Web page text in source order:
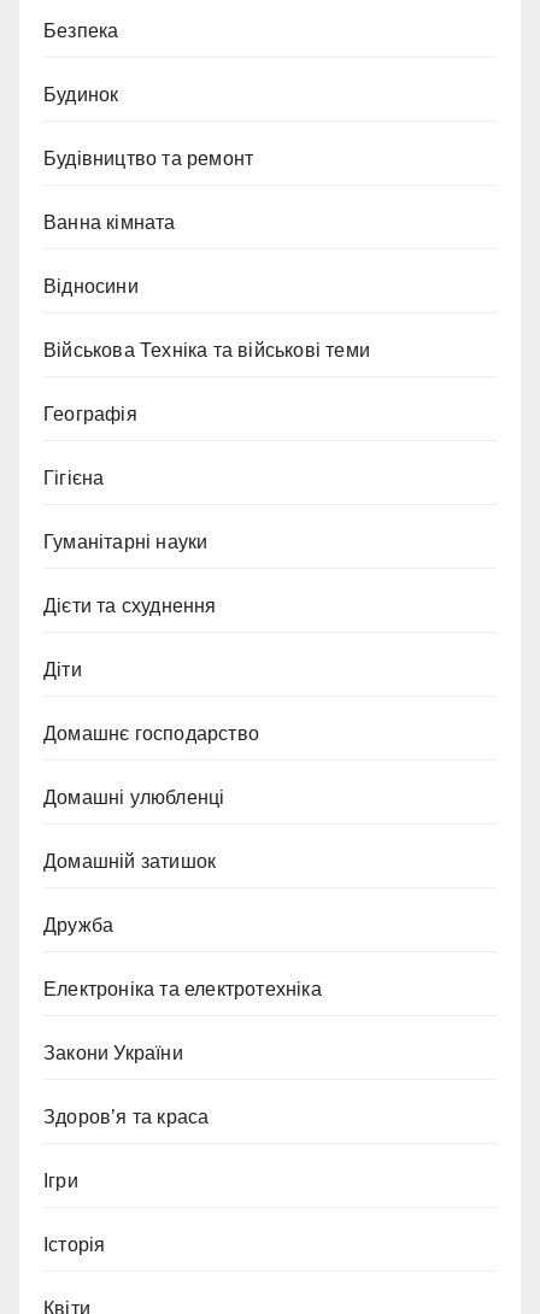
Безпека
Будинок
Будівництво та ремонт
Ванна кімната
Відносини
Військова Техніка та військові теми
Географія
Гігієна
Гуманітарні науки
Дієти та схуднення
Діти
Домашнє господарство
Домашні улюбленці
Домашній затишок
Дружба
Електроніка та електротехніка
Закони України
Здоров’я та краса
Ігри
Історія
Квіти